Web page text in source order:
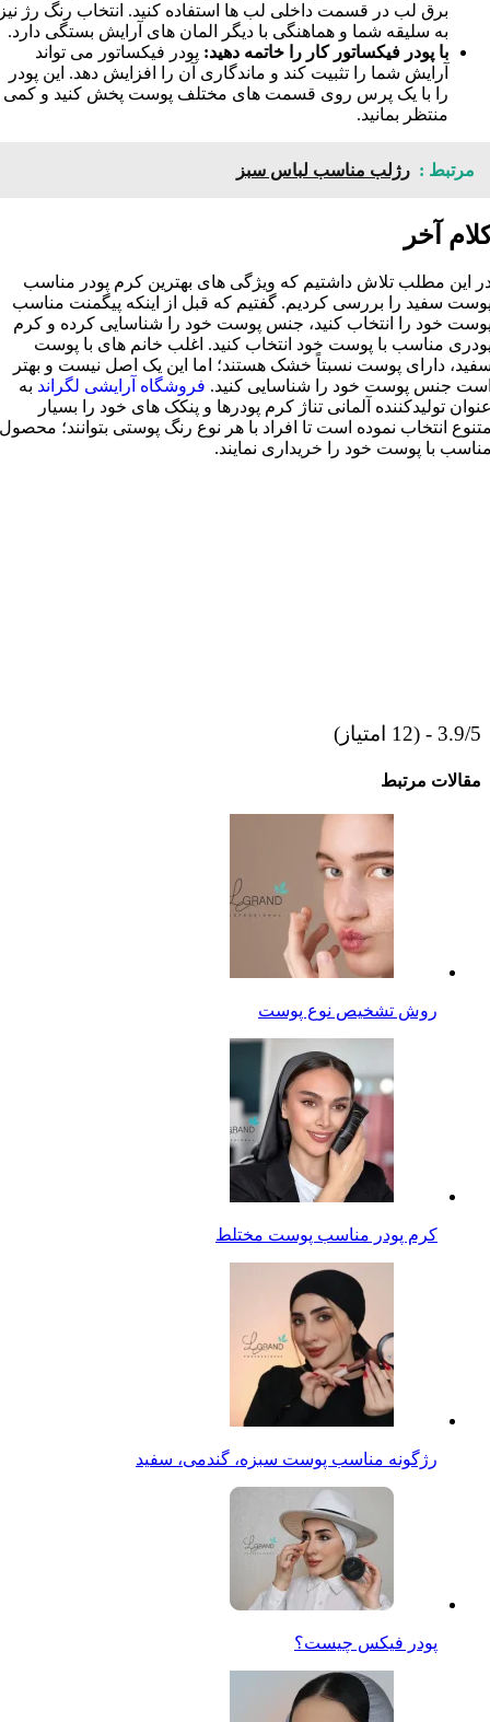
برق لب در قسمت داخلی لب ها استفاده کنيد. انتخاب رنگ رژ
به سليقه شما و هماهنگی با ديگر المان های آرايش بستگی دارد.
با پودر فيکساتور کار را خاتمه دهيد: پودر فيکساتور می تواند
آرايش شما را تثبيت کند و ماندگاری آن را افزايش دهد. اين پودر
را با يک پرس روی قسمت های مختلف پوست پخش کنيد و کمی
منتظر بمانيد.
مرتبط : رژلب مناسب لباس سبز
آخر
اين مطلب تلاش داشتيم که ويژگی های بهترين کرم پودر مناسب
سفيد را بررسی کرديم. گفتيم که قبل از اينکه پيگمنت مناسب
خود را انتخاب کنيد، جنس پوست خود را شناسايی کرده و کرم
مناسب با پوست خود انتخاب کنيد. اغلب خانم های با پوست
دارای پوست نسبتاً خشک هستند؛ اما اين يک اصل نيست و بهتر
جنس پوست خود را شناسايی کنيد. فروشگاه آرایشی لگراند به
توليدکننده آلمانی تناژ کرم پودرها و پنکک های خود را بسيار
انتخاب نموده است تا افراد با هر نوع رنگ پوستی بتوانند؛ محصول
با پوست خود را خريداری نمايند.
3.9/5 - (12 امتیاز)
مقالات مرتبط
روش تشخیص نوع پوست
کرم پودر مناسب پوست مختلط
رژگونه مناسب پوست سبزه، گندمی، سفید
پودر فیکس چیست؟